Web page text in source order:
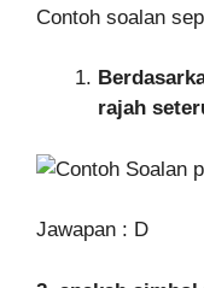
Contoh soalan
rajah
Jawapan : D